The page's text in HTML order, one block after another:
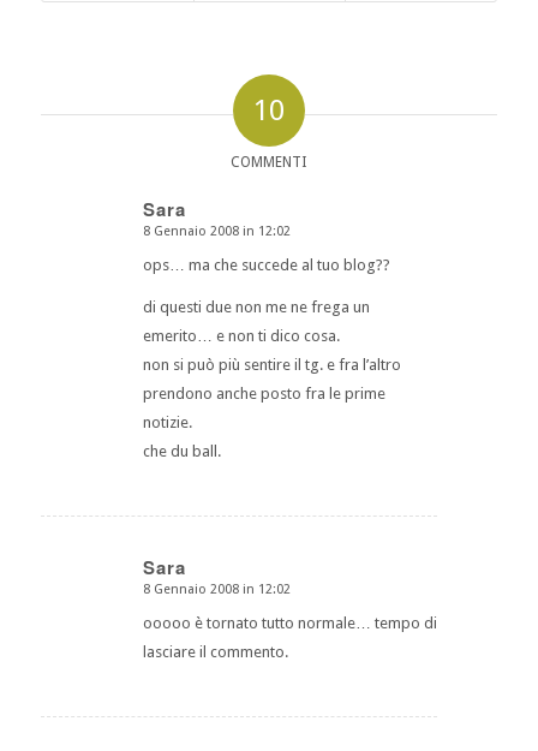
10
COMMENTI
Sara
dice:
8 Gennaio 2008 in 12:02
ops… ma che succede al tuo blog??
di questi due non me ne frega un
emerito… e non ti dico cosa.
non si può più sentire il tg. e fra l’altro
prendono anche posto fra le prime
notizie.
che du ball.
Sara
dice:
8 Gennaio 2008 in 12:02
ooooo è tornato tutto normale… tempo di
lasciare il commento.